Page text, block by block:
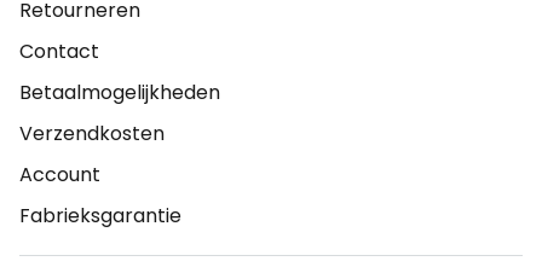
Retourneren
Contact
Betaalmogelijkheden
Verzendkosten
Account
Fabrieksgarantie